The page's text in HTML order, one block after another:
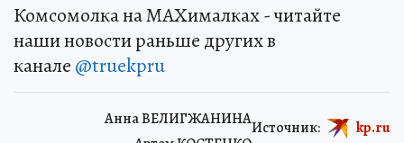
Комсомолка на MAXималках - читайте
наши новости раньше других в
канале @truekpru
Анна ВЕЛИГЖАНИНАИсточник: kp.ru